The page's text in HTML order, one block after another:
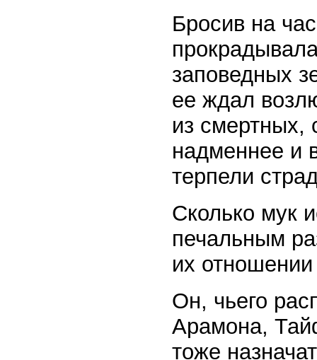
Бросив на
заповедных
ее ждал
из смертных,
надменнее и
терпели
Сколько мук
печальным
их
Он, чьего
Арамона,
тоже